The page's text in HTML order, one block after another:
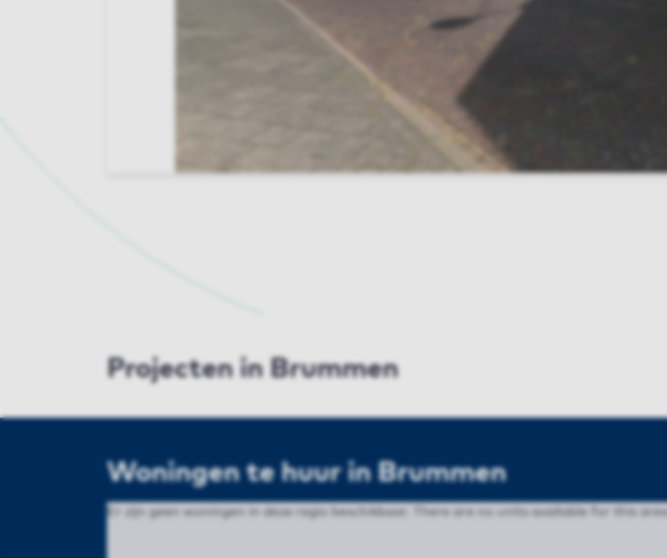
Projecten in Brummen
Woningen te huur in Brummen
Er zijn geen woningen in deze regio beschikbaar. There are no units available for this area.